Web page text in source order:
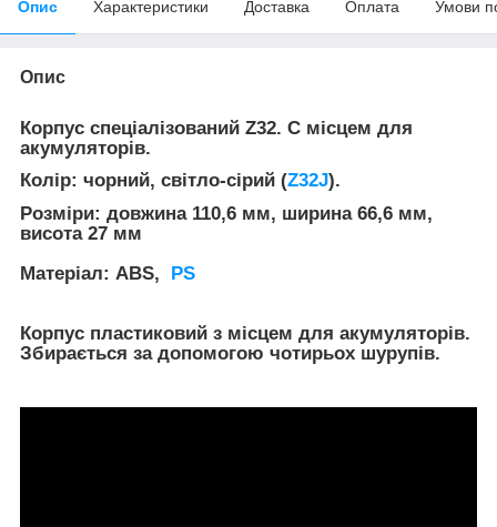
Опис Характеристики Доставка Оплата Умови
Опис
Корпус спеціалізований Z32. C місцем для
акумуляторів.
Колір: чорний, світло-сірий (Z32J).
Розміри: довжина 110,6 мм, ширина 66,6 мм,
висота 27 мм
Матеріал: ABS, PS
Корпус пластиковий з місцем для акумуляторів.
Збирається за допомогою чотирьох шурупів.